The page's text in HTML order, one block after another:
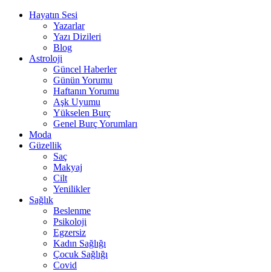
Hayatın Sesi
Yazarlar
Yazı Dizileri
Blog
Astroloji
Güncel Haberler
Günün Yorumu
Haftanın Yorumu
Aşk Uyumu
Yükselen Burç
Genel Burç Yorumları
Moda
Güzellik
Saç
Makyaj
Cilt
Yenilikler
Sağlık
Beslenme
Psikoloji
Egzersiz
Kadın Sağlığı
Çocuk Sağlığı
Covid